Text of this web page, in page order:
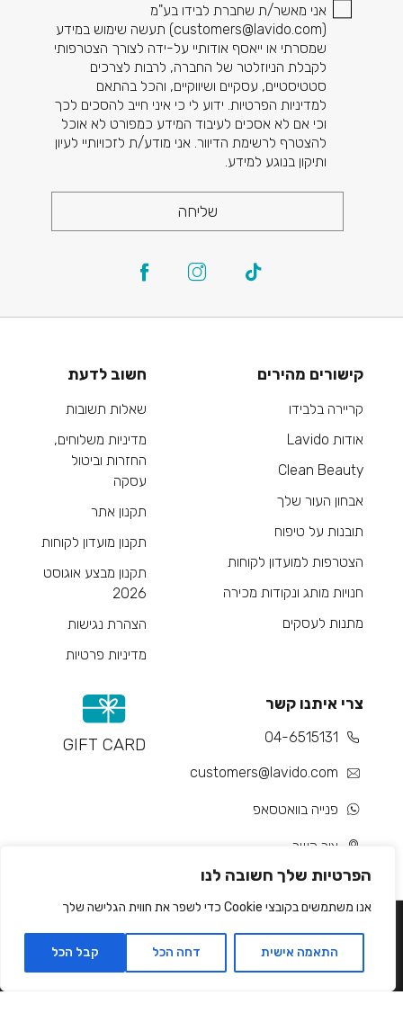
הפרטיות שלך חשובה לנו
אנו משתמשים בקובצי Cookie כדי לשפר את חווית הגלישה שלך
התאמה אישית דחה הכל קבל הכל
אני מאשר/ת שחברת לבידו בע"מ
(
customers@lavido.com) תעשה שימוש במידע
שמסרתי או ייאסף אודותיי על-ידה לצורך הצטרפותי
לקבלת הניוזלטר של החברה, לרבות לצרכים
סטטיסטיים, עסקיים ושיווקיים, והכל בהתאם
למדיניות הפרטיות. ידוע לי כי איני חייב להסכים לכך
וכי אם לא אסכים לעיבוד המידע כמפורט לא אוכל
להצטרף לרשימת הדיוור. אני מודע/ת לזכויותיי לעיון
ותיקון בנוגע למידע.
שליחה
קישורים מהירים
קריירה בלבידו
אודות Lavido
Clean Beauty
אבחון העור שלך
תובנות על טיפוח
הצטרפות למועדון לקוחות
חנויות מותג ונקודות מכירה
מתנות לעסקים
חשוב לדעת
שאלות תשובות
מדיניות משלוחים,
החזרות וביטול
עסקה
תקנון אתר
תקנון מועדון לקוחות
תקנון מבצע אוגוסט
2026
הצהרת נגישות
מדיניות פרטיות
צרי איתנו קשר
04-6515131
customers@lavido.com
פנייה בוואטסאפ
צור קשר
GIFT CARD
Developed by Matat Technologies ltd